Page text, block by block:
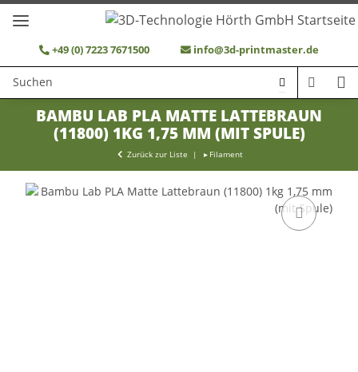
+49 (0) 7223 7671500 info@3d-printmaster.de
BAMBU LAB PLA MATTE LATTEBRAUN
(11800) 1KG 1,75 MM (MIT SPULE)
Zurück zur Liste Filament